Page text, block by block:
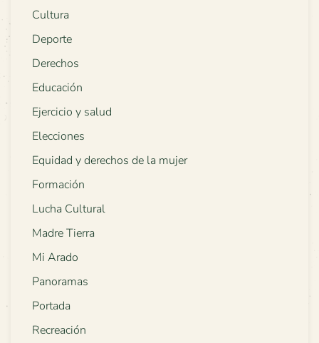
Cultura
Deporte
Derechos
Educación
Ejercicio y salud
Elecciones
Equidad y derechos de la mujer
Formación
Lucha Cultural
Madre Tierra
Mi Arado
Panoramas
Portada
Recreación